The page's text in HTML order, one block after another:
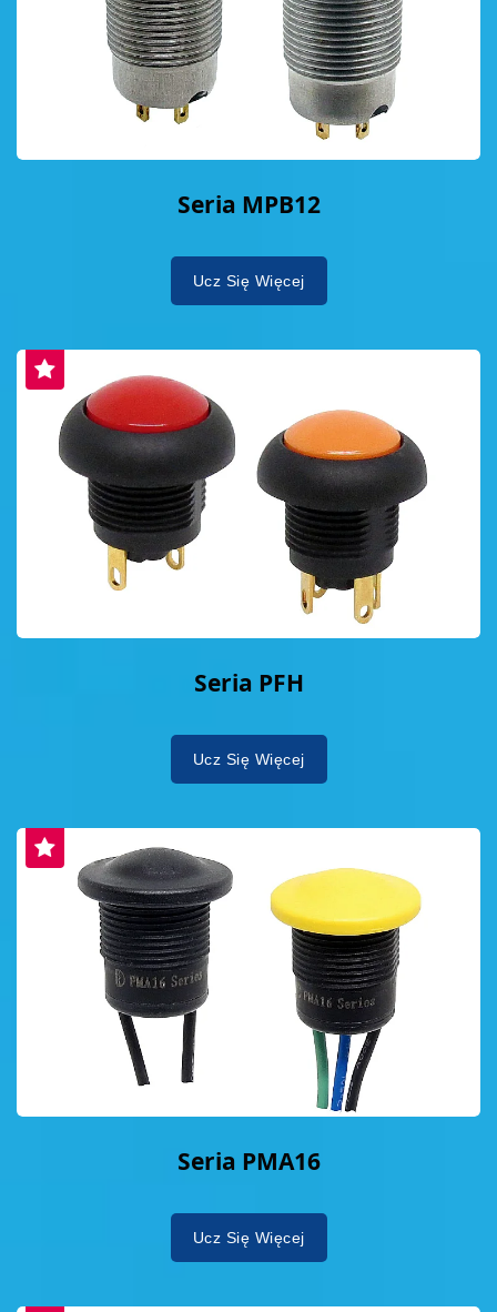
Seria MPB12
Ucz Się Więcej
Seria PFH
Ucz Się Więcej
Seria PMA16
Ucz Się Więcej